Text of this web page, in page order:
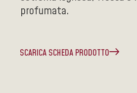
profumata.
SCARICA SCHEDA PRODOTTO